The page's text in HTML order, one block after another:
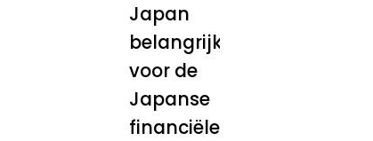
Japan
belangrijk
voor de
Japanse
financiële